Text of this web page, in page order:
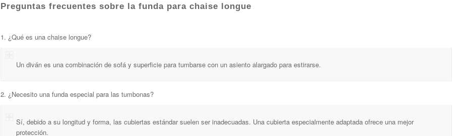
Preguntas frecuentes sobre la funda para chaise longue
1. ¿Qué es una chaise longue?
Un diván es una combinación de sofá y superficie para tumbarse con un asiento alargado para estirarse.
2. ¿Necesito una funda especial para las tumbonas?
Sí, debido a su longitud y forma, las cubiertas estándar suelen ser inadecuadas. Una cubierta especialmente adaptada ofrece una mejor
protección.